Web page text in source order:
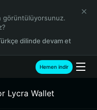
görüntülüyorsunuz.
dilinde devam et
Hemen indir
Lycra Wallet